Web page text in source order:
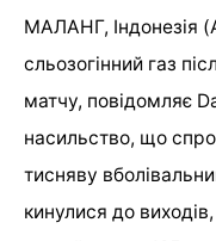
МАЛАНГ, Індонезія
сльозогінний газ
матчу, повідомляє
насильство, що
тисняву
кинулися до